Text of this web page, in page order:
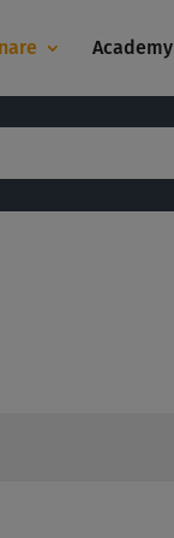
Academy